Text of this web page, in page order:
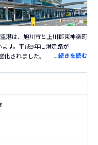
港は、旭川市と上川郡東神楽町
す。平成9年に滑走路が
化されました。「北海道のまん
スウイングス）」が組織され
す。そのため、雪の多い時期
し、北海道の冬の玄関口とし
…続きを読む